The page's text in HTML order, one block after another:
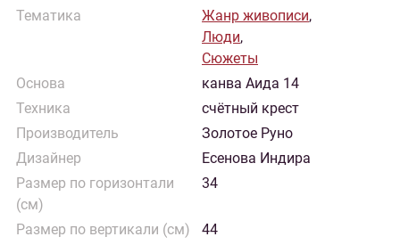
Тематика
Жанр живописи,
Люди,
Сюжеты
Основа
канва Аида 14
Техника
счётный крест
Производитель
Золотое Руно
Дизайнер
Есенова Индира
Размер по горизонтали
(см)
34
Размер по вертикали (см)
44